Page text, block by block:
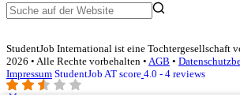
StudentJob International ist eine Tochtergesellschaft
2026 • Alle Rechte vorbehalten • AGB •
Impressum StudentJob AT score 4.0 - 4 reviews